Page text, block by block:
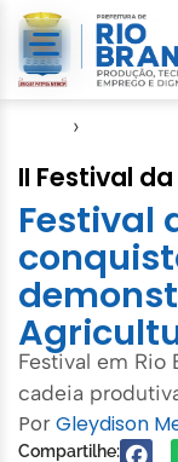
›
II Festival
Festival
Festival em Rio
cadeia
PorGleydison
Compartilhe: